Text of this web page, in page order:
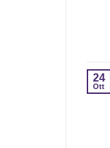
24
Ott